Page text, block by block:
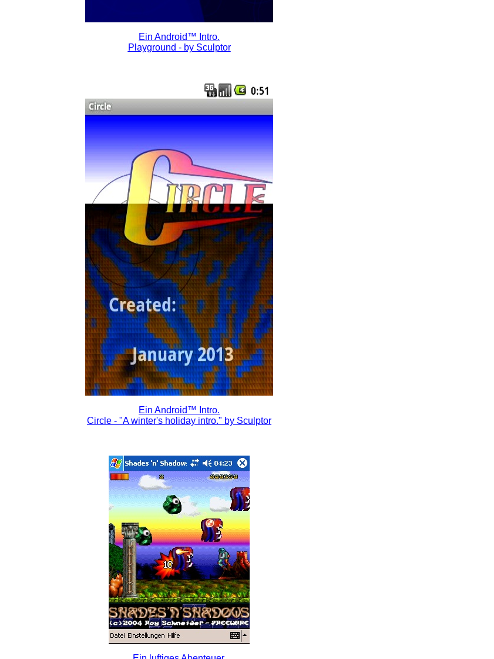
Ein Android™ Intro.
Playground - by Sculptor
Ein Android™ Intro.
Circle - "A winter's holiday intro." by Sculptor